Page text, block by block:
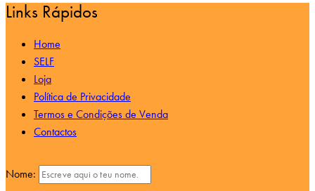
Links Rápidos
Home
SELF
Loja
Política de Privacidade
Termos e Condições de Venda
Contactos
Nome: